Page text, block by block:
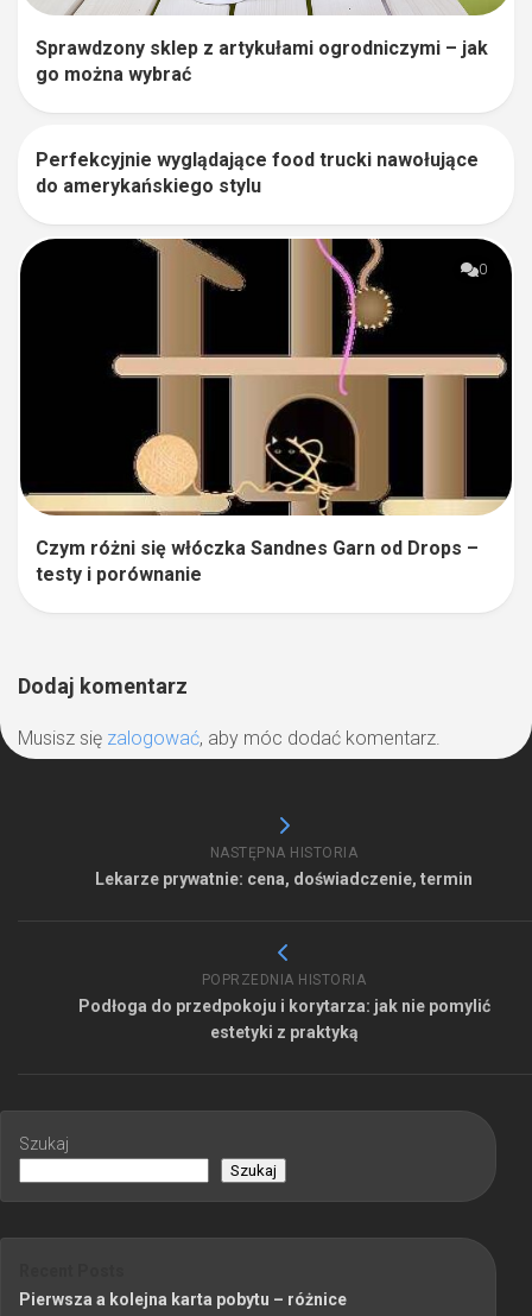
Sprawdzony sklep z artykułami ogrodniczymi – jak
go można wybrać
Perfekcyjnie wyglądające food trucki nawołujące
do amerykańskiego stylu
0
Czym różni się włóczka Sandnes Garn od Drops –
testy i porównanie
Dodaj komentarz
Musisz się zalogować, aby móc dodać komentarz.
NASTĘPNA HISTORIA
Lekarze prywatnie: cena, doświadczenie, termin
POPRZEDNIA HISTORIA
Podłoga do przedpokoju i korytarza: jak nie pomylić
estetyki z praktyką
Szukaj
Szukaj
Pierwsza a kolejna karta pobytu – różnice